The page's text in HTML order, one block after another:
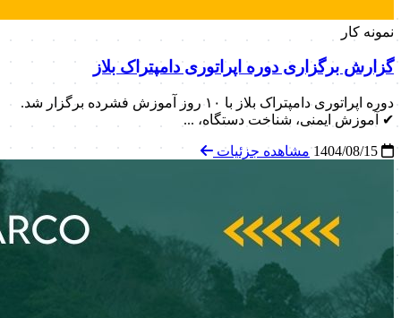
نمونه کار
گزارش برگزاری دوره اپراتوری دامپتراک بلاز
دوره اپراتوری دامپتراک بلاز با ۱۰ روز آموزش فشرده برگزار شد.
✔ آموزش ایمنی، شناخت دستگاه، ...
مشاهده جزئیات